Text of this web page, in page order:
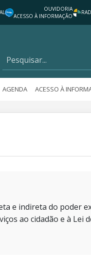
OUVIDORIA
ACESSO À INFORMAÇÃO
AGENDA ACESSO À
e indireta do poder
ao cidadão e à Lei